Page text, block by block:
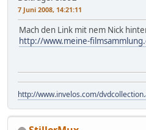
7 Juni 2008, 14:21:11
Mach den Link mit nem Nick
http://www.meine-
http://www.invelos.com/